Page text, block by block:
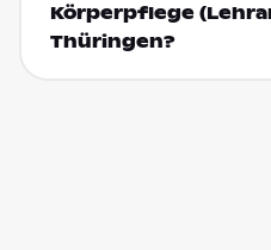
Körperpflege
Thüringen?